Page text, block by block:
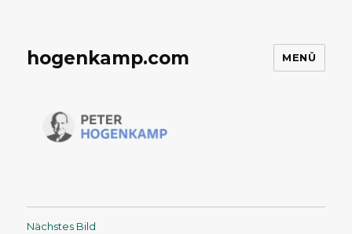
hogenkamp.com MENÜ
Nächstes Bild